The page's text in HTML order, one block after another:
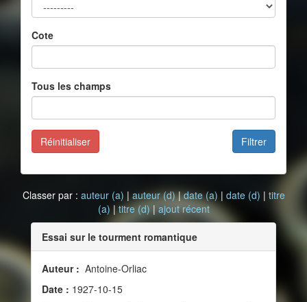
Cote
Tous les champs
Filtrer
Réinitialiser
Classer par : auteur (a) | auteur (d)|date (a) | date (d) | titre
(a) |titre (d) | ajout récent
Essai sur le tourment romantique
Auteur : Antoine-Orliac
Date : 1927-10-15